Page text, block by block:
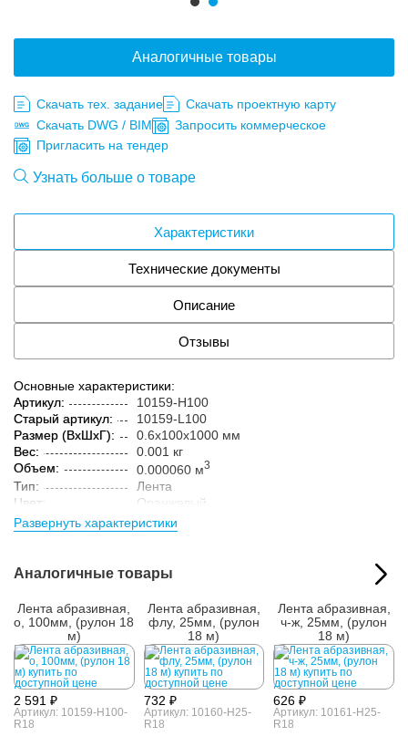
Аналогичные товары
Скачать тех. задание
Скачать проектную карту
Скачать DWG / BIM
Запросить коммерческое
Пригласить на тендер
Узнать больше о товаре
Характеристики
Технические документы
Описание
Отзывы
Основные характеристики:
Артикул:
10159-H100
Старый артикул:
10159-L100
Размер (ВxШxГ):
0.6x100x1000 мм
Вес:
0.001 кг
Объем:
0.000060 м3
Тип:
Лента
Цвет:
Оранжевый
Материал:
PVC
Толщина:
0,6
Размер (ВxШxГ):
0.6x100x1000 мм
Кол-во изделий в
упаковке:
1 м.
Развернуть характеристики
Аналогичные товары
Лента абразивная,
о, 100мм, (рулон 18
м)
2 591 ₽
Артикул: 10159-H100-
R18
Лента абразивная,
флу, 25мм, (рулон
18 м)
732 ₽
Артикул: 10160-H25-
R18
Лента абразивная,
ч-ж, 25мм, (рулон
18 м)
626 ₽
Артикул: 10161-H25-
R18